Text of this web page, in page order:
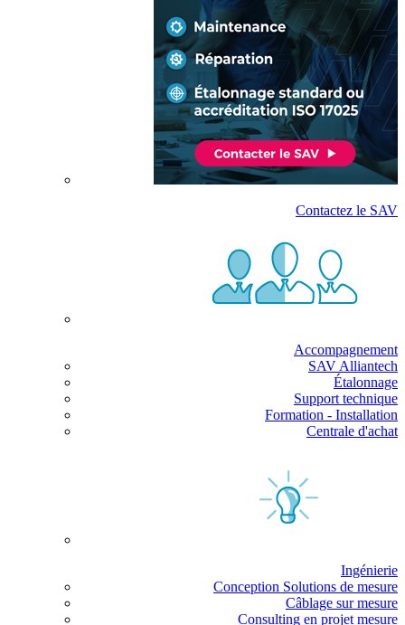
Contactez le SAV
Accompagnement
SAV Alliantech
Étalonnage
Support technique
Formation - Installation
Centrale d'achat
Ingénierie
Conception Solutions de mesure
Câblage sur mesure
Consulting en projet mesure